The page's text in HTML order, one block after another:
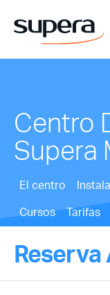
Centro
Supera
El centro
Cursos
Tarifas